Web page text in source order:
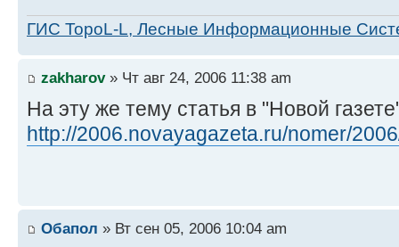
ГИС TopoL-L, Лесные Информационные
zakharov» Чт авг 24, 2006 11:38 am
На эту же тему статья в "Новой
http://2006.novayagazeta.ru/nomer/
Обапол » Вт сен 05, 2006 10:04 am